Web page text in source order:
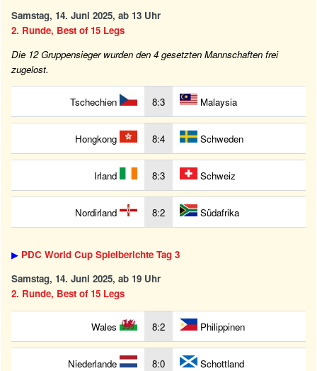
Samstag, 14. Juni 2025, ab 13 Uhr
2. Runde, Best of 15 Legs
Die 12 Gruppensieger wurden den 4 gesetzten Mannschaften frei
zugelost.
Tschechien 8:3 Malaysia
Hongkong 8:4 Schweden
Irland 8:3 Schweiz
Nordirland 8:2 Südafrika
▶ PDC World Cup Spielberichte Tag 3
Samstag, 14. Juni 2025, ab 19 Uhr
2. Runde, Best of 15 Legs
Wales 8:2 Philippinen
Niederlande 8:0 Schottland